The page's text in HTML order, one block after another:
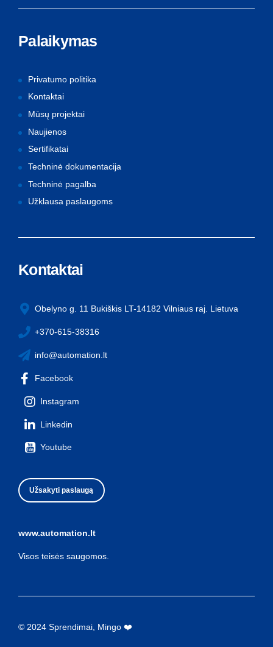
Palaikymas
Privatumo politika
Kontaktai
Mūsų projektai
Naujienos
Sertifikatai
Techninė dokumentacija
Techninė pagalba
Užklausa paslaugoms
Kontaktai
Obelyno g. 11 Bukiškis LT-14182 Vilniaus raj. Lietuva
+370-615-38316
info@automation.lt
Facebook
Instagram
Linkedin
Youtube
Užsakyti paslaugą
www.automation.lt
Visos teisės saugomos.
© 2024 Sprendimai, Mingo ❤️